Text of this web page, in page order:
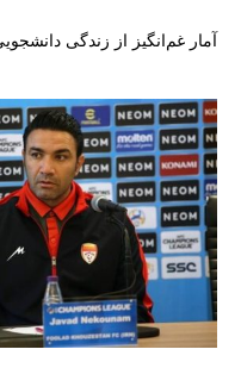
آمار غم‌انگیز از زندگی دانشجویی؛ ۳۹ درصد از خوابگاه